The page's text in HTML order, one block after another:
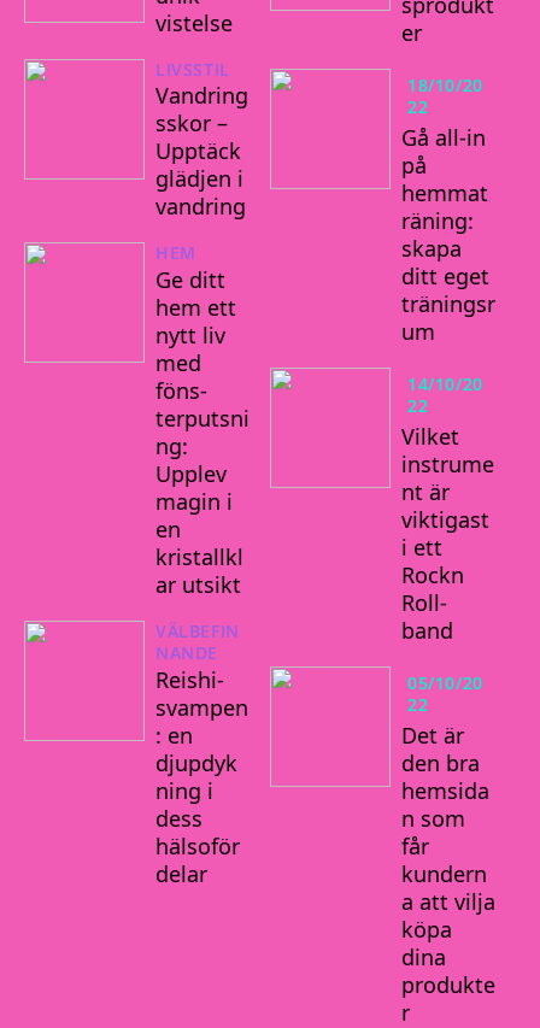
vistelse
LIVSSTIL
Vandring
sskor –
Upptäck
glädjen i
vandring
HEM
Ge ditt
hem ett
nytt liv
med
föns-
terputsni
ng:
Upplev
magin i
en
kristallkl
ar utsikt
VÄLBEFIN
NANDE
Reishi-
svampen
: en
djupdyk
ning i
dess
hälsoför
delar
er
18/10/20
22
Gå all-in
på
hemmat
räning:
skapa
ditt eget
träningsr
um
14/10/20
22
Vilket
instrume
nt är
viktigast
i ett
Rockn
Roll-
band
05/10/20
22
Det är
den bra
hemsida
n som
får
kundern
a att vilja
köpa
dina
produkte
r